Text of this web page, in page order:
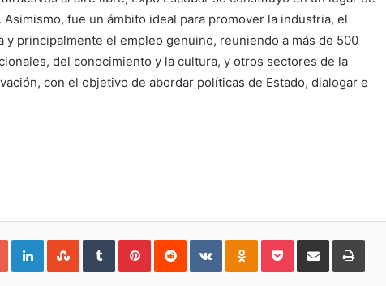
fue un ámbito ideal para promover la industria, el
y principalmente el empleo genuino, reuniendo a más de 500
del conocimiento y la cultura, y otros sectores de la
con el objetivo de abordar políticas de Estado, dialogar e
Google+LinkedInStumbleUpon
TumblrPinterestReddit VKontakteOdnoklassniki
PocketShare
Email
Print